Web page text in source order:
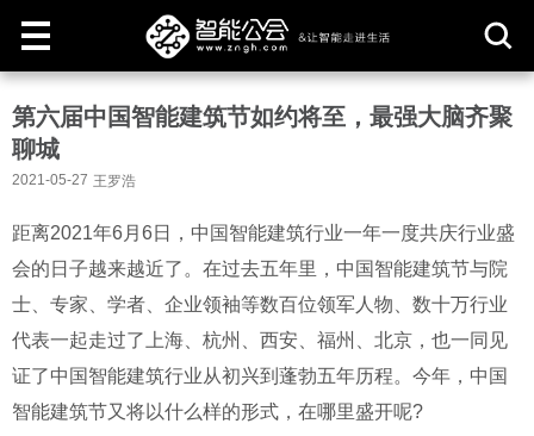
取
第六届中国智能建筑节如约将至，最强大脑齐聚
聊城
2021-05-27 王罗浩
距离2021年6月6日，中国智能建筑行业一年一度共庆行业盛
会的日子越来越近了。在过去五年里，中国智能建筑节与院
士、专家、学者、企业领袖等数百位领军人物、数十万行业
代表一起走过了上海、杭州、西安、福州、北京，也一同见
证了中国智能建筑行业从初兴到蓬勃五年历程。今年，中国
智能建筑节又将以什么样的形式，在哪里盛开呢?